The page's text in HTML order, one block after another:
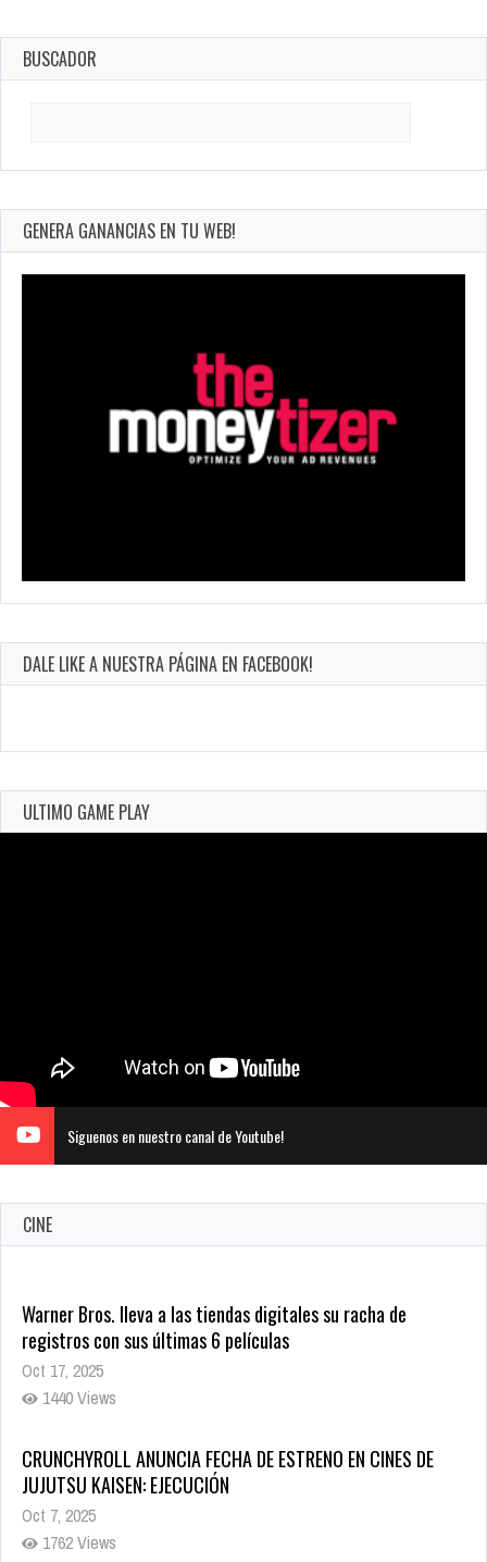
BUSCADOR
GENERA GANANCIAS EN TU WEB!
DALE LIKE A NUESTRA PÁGINA EN FACEBOOK!
ULTIMO GAME PLAY
Siguenos en nuestro canal de Youtube!
CINE
Warner Bros. lleva a las tiendas digitales su racha de
registros con sus últimas 6 películas
Oct 17, 2025
1440 Views
CRUNCHYROLL ANUNCIA FECHA DE ESTRENO EN CINES DE
JUJUTSU KAISEN: EJECUCIÓN
Oct 7, 2025
1762 Views